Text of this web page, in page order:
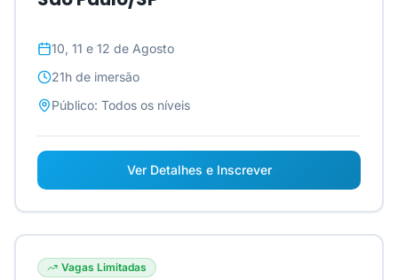
10, 11 e 12 de Agosto
21h de imersão
Público: Todos os níveis
Ver Detalhes e Inscrever
Vagas Limitadas